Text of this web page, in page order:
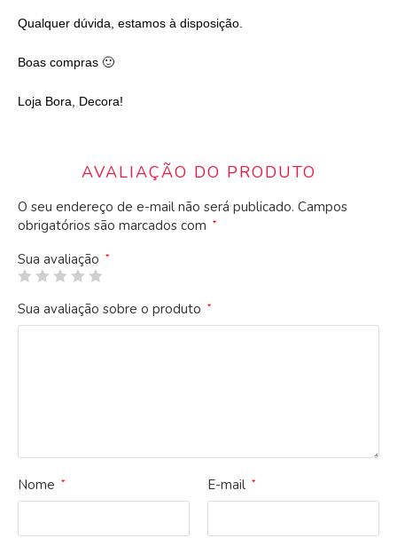
Qualquer dúvida, estamos à disposição.
Boas compras 🙂
Loja Bora, Decora!
AVALIAÇÃO DO PRODUTO
O seu endereço de e-mail não será publicado. Campos
obrigatórios são marcados com *
Sua avaliação *
Sua avaliação sobre o produto *
Nome * E-mail *